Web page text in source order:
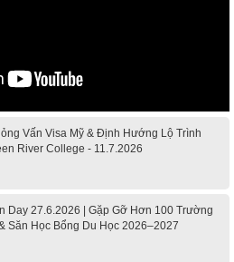
Vấn Visa Mỹ & Định Hướng Lộ Trình
River College - 11.7.2026
Day 27.6.2026 | Gặp Gỡ Hơn 100 Trường
Săn Học Bổng Du Học 2026–2027